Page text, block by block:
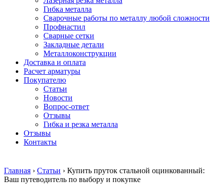
нержавеющий
никельсодержащий
Круг
нержавеющий
безникелевый
жаропрочный
Круг
нержавеющий
никельсодержащий
Шестигранник
нержавеющий
никельсодержащий
Шестигранник
нержавеющий
безникелевый
Трубы
нержавеющие
дюралевый
дюралевый
Общестроительный
профиль
Гибка металла
Сварочные работы по металлу любой сложности
Профнастил
Сварные сетки
Закладные детали
Металлоконструкции
Доставка и оплата
Расчет арматуры
Покупателю
Статьи
Новости
Вопрос-ответ
Отзывы
Гибка и резка металла
Отзывы
Контакты
Главная › Статьи › Купить пруток стальной оцинкованный:
Ваш путеводитель по выбору и покупке